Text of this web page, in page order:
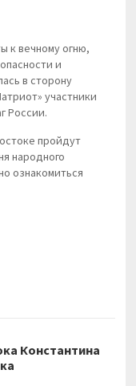
к вечному огню,
и
в сторону
участники
России.
пройдут
народного
ознакомиться
Константина